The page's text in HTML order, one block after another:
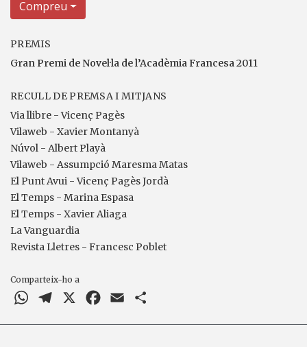
Compreu
PREMIS
Gran Premi de Novel·la de l’Acadèmia Francesa 2011
RECULL DE PREMSA I MITJANS
Via llibre - Vicenç Pagès
Vilaweb - Xavier Montanyà
Núvol - Albert Playà
Vilaweb - Assumpció Maresma Matas
El Punt Avui - Vicenç Pagès Jordà
El Temps - Marina Espasa
El Temps - Xavier Aliaga
La Vanguardia
Revista Lletres - Francesc Poblet
Comparteix-ho a
WhatsAppTelegram Facebook
Email